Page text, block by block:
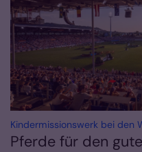
Kindermissionswerk bei den
Pferde für den